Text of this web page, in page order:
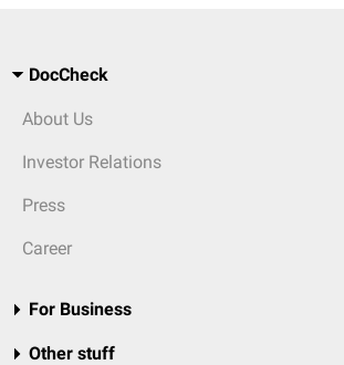
DocCheck
About Us
Investor Relations
Press
Career
For Business
Other stuff